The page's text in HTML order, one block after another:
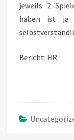
jeweils 2
haben ist ja
Bericht: HR